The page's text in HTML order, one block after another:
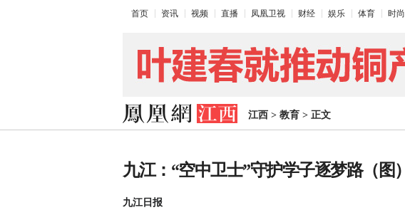
首页 资讯 视频 直播 凤凰卫视 财经 娱乐 体育 时尚
江西 > 教育 > 正文
九江：“空中卫士”守护学子逐梦路（图）
九江日报